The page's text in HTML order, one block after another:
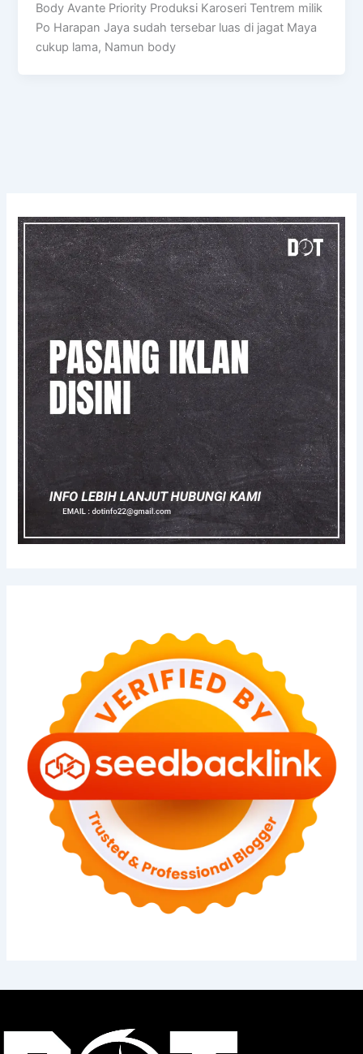
Body Avante Priority Produksi Karoseri Tentrem milik
Po Harapan Jaya sudah tersebar luas di jagat Maya
cukup lama, Namun body